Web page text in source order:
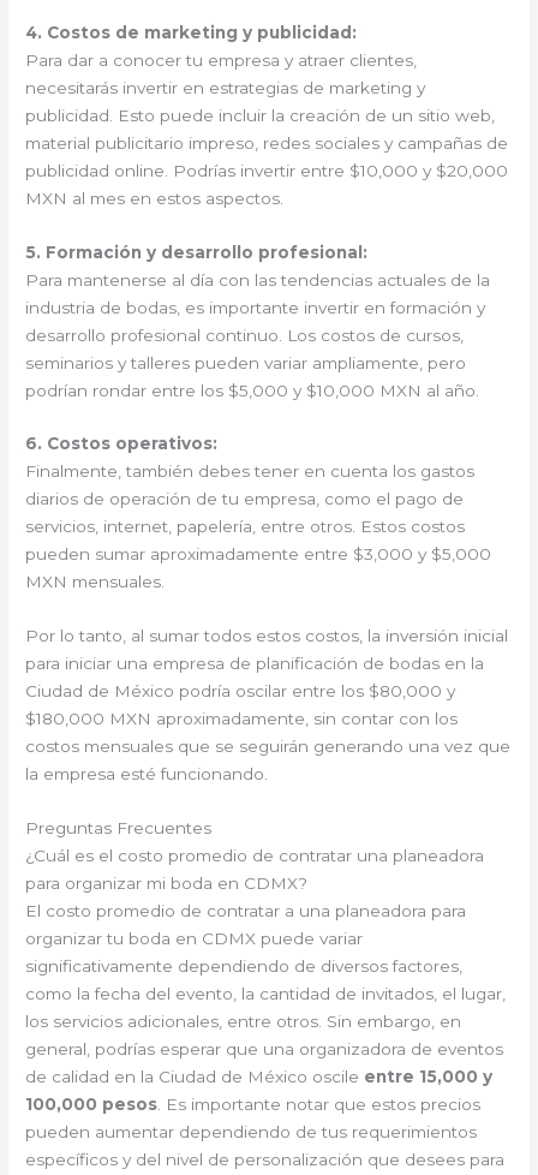
4. Costos de marketing y publicidad:
Para dar a conocer tu empresa y atraer clientes,
necesitarás invertir en estrategias de marketing y
publicidad. Esto puede incluir la creación de un sitio web,
material publicitario impreso, redes sociales y campañas de
publicidad online. Podrías invertir entre $10,000 y $20,000
MXN al mes en estos aspectos.
5. Formación y desarrollo profesional:
Para mantenerse al día con las tendencias actuales de la
industria de bodas, es importante invertir en formación y
desarrollo profesional continuo. Los costos de cursos,
seminarios y talleres pueden variar ampliamente, pero
podrían rondar entre los $5,000 y $10,000 MXN al año.
6. Costos operativos:
Finalmente, también debes tener en cuenta los gastos
diarios de operación de tu empresa, como el pago de
servicios, internet, papelería, entre otros. Estos costos
pueden sumar aproximadamente entre $3,000 y $5,000
MXN mensuales.
Por lo tanto, al sumar todos estos costos, la inversión inicial
para iniciar una empresa de planificación de bodas en la
Ciudad de México podría oscilar entre los $80,000 y
$180,000 MXN aproximadamente, sin contar con los
costos mensuales que se seguirán generando una vez que
la empresa esté funcionando.
Preguntas Frecuentes
¿Cuál es el costo promedio de contratar una planeadora
para organizar mi boda en CDMX?
El costo promedio de contratar a una planeadora para
organizar tu boda en CDMX puede variar
significativamente dependiendo de diversos factores,
como la fecha del evento, la cantidad de invitados, el lugar,
los servicios adicionales, entre otros. Sin embargo, en
general, podrías esperar que una organizadora de eventos
de calidad en la Ciudad de México oscile entre 15,000 y
100,000 pesos . Es importante notar que estos precios
pueden aumentar dependiendo de tus requerimientos
específicos y del nivel de personalización que desees para